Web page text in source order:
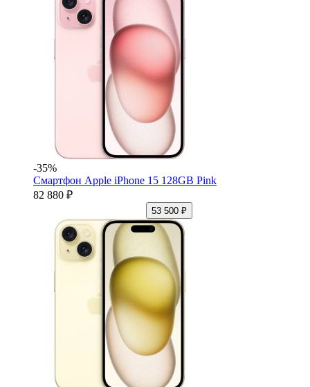
-35%
Смартфон Apple iPhone 15 128GB Pink
82 880 ₽
53 500 ₽